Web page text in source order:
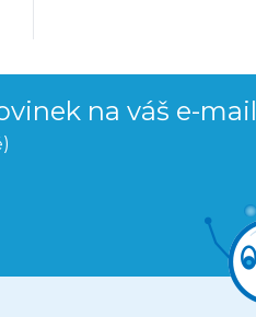
na váš e-mail